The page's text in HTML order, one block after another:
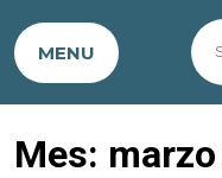
MENU
Mes: